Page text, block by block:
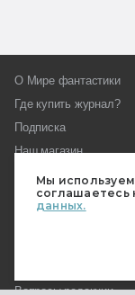
Мы
соглашаетесь
данных.
О Мире фантастики
Где купить журнал?
Подписка
Наш магазин
Пользовательское
Контакты и редакция
Вопросы редакции